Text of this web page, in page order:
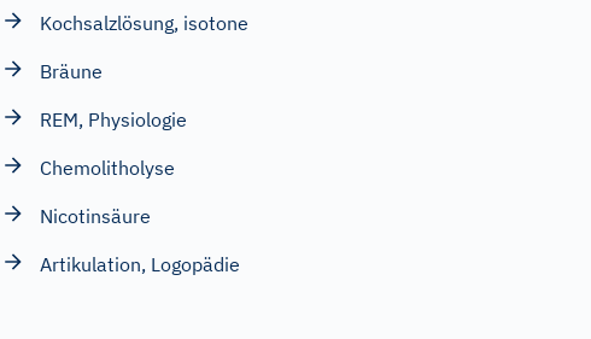
Kochsalzlösung, isotone
Bräune
REM, Physiologie
Chemolitholyse
Nicotinsäure
Artikulation, Logopädie